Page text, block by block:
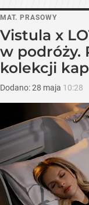
MAT. PRASOWY
Vistula x
w podróży.
kolekcji
Dodano:28 maja 10:28